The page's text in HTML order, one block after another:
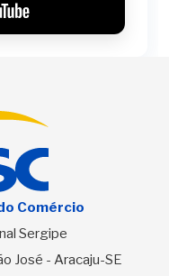
Comércio
Sergipe
José - Aracaju-SE